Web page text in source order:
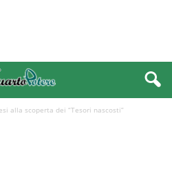
alla scoperta dei “Tesori nascosti”